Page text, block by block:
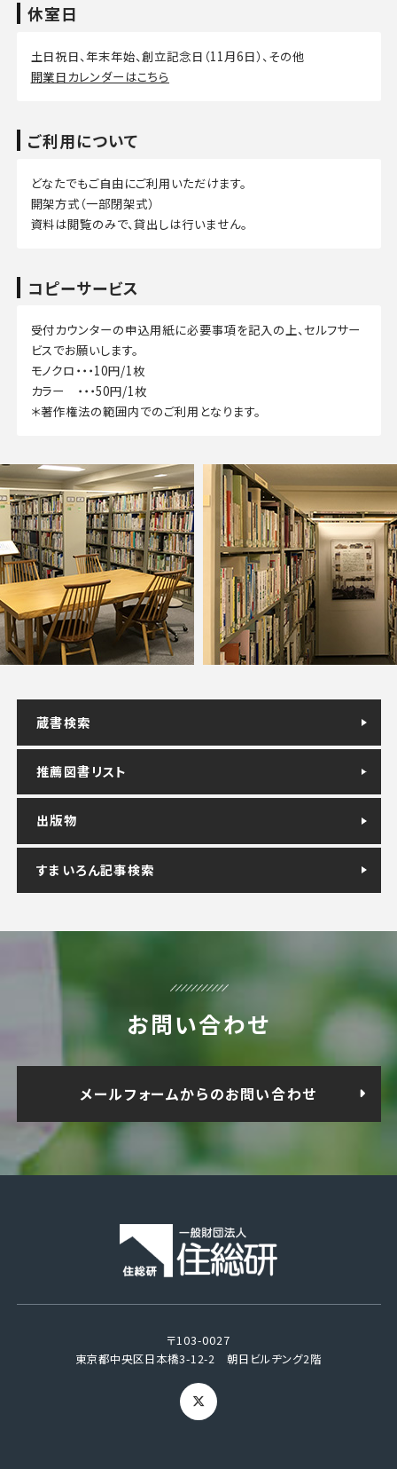
休室日
土日祝日、年末年始、創立記念日（11月6日）、その他
開業日カレンダーはこちら
ご利用について
どなたでもご自由にご利用いただけます。
開架方式（一部閉架式）
資料は閲覧のみで、貸出しは行いません。
コピーサービス
受付カウンターの申込用紙に必要事項を記入の上、セルフサー
ビスでお願いします。
モノクロ・・・10円/1枚
カラー ・・・50円/1枚
＊著作権法の範囲内でのご利用となります。
蔵書検索
推薦図書リスト
出版物
すまいろん記事検索
お問い合わせ
メールフォームからのお問い合わせ
〒103-0027
東京都中央区日本橋3-12-2 朝日ビルヂング2階